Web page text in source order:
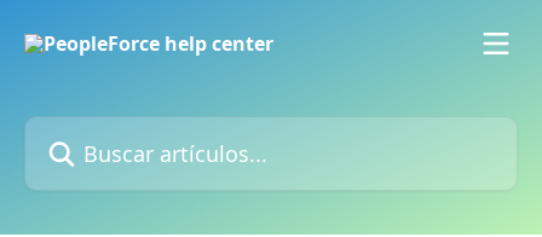
Buscar artículos...